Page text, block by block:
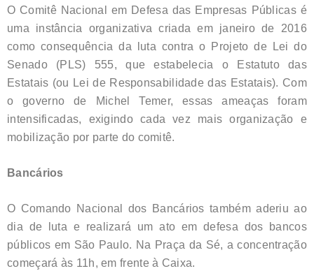
O Comitê Nacional em Defesa das Empresas Públicas é
uma instância organizativa criada em janeiro de 2016
como consequência da luta contra o Projeto de Lei do
Senado (PLS) 555, que estabelecia o Estatuto das
Estatais (ou Lei de Responsabilidade das Estatais). Com
o governo de Michel Temer, essas ameaças foram
intensificadas, exigindo cada vez mais organização e
mobilização por parte do comitê.
Bancários
O Comando Nacional dos Bancários também aderiu ao
dia de luta e realizará um ato em defesa dos bancos
públicos em São Paulo. Na Praça da Sé, a concentração
começará às 11h, em frente à Caixa.